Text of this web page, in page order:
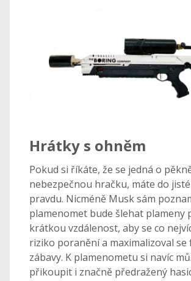
Hrátky s ohněm
Pokud si říkáte, že se jedná o
nebezpečnou hračku, máte do
pravdu. Nicméně Musk sám
plamenomet bude šlehat plameny
krátkou vzdálenost, aby se co
riziko poranění a maximalizoval
zábavy. K plamenometu si navíc
přikoupit i značně předražený